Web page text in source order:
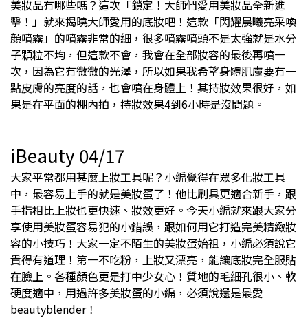
美妝品有哪些嗎？這次「鎖定！大師們愛用美妝品全新進
擊！」就來揭曉大師愛用的底妝吧！這款「閃耀晨曦亮采喚
顏噴霧」的噴霧非常的細，很多噴霧噴頭不是太強就是水分
子顆粒不均，但這款不會，我會在全部妝容的最後再噴一
次，因為它有微微的光澤，所以如果我希望身體肌膚要有一
點皮膚的亮度的話，也會噴在身體上！其持妝效果很好，如
果是在平面的棚內拍，持妝效果4到6小時是沒問題。
iBeauty 04/17
大家平常都用甚麼上妝工具呢？小編覺得在眾多化妝工具
中，最容易上手的就是美妝蛋了！他比刷具更適合新手，跟
手指相比上妝也更快速、妝效更好。今天小編就來跟大家分
享使用美妝蛋容易犯的小錯誤，跟如何用它打造完美精緻妝
容的小技巧​！大家一定不陌生的美妝蛋始祖，小編必須說它
貴得有道理！第一不吃粉，上妝又漂亮，能讓底妝完全服貼
在臉上。各種顏色更是打中少女心！質地的毛細孔很小、軟
硬度適中，用過許多美妝蛋的小編，必須說還是最愛
beautyblender！